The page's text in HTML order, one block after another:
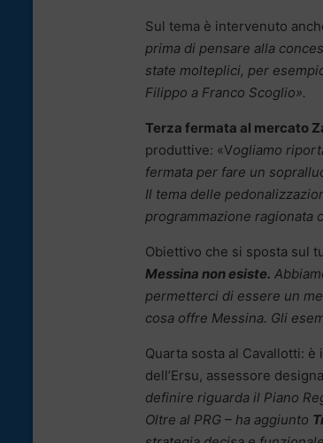
Sul tema è intervenuto
prima di pensare alla
state molteplici, per
Filippo a Franco Scoglio».
Terza fermata al mercato
produttive: «Vogliamo
fermata per fare un
Il tema delle
programmazione ragionata
Obiettivo che si sposta sul
Messina non esiste.
permetterci di essere un
cosa offre Messina. Gli
Quarta sosta al Cavallotti: è
dell’Ersu, assessore
definire riguarda il Piano
Oltre al PRG – ha aggiunto